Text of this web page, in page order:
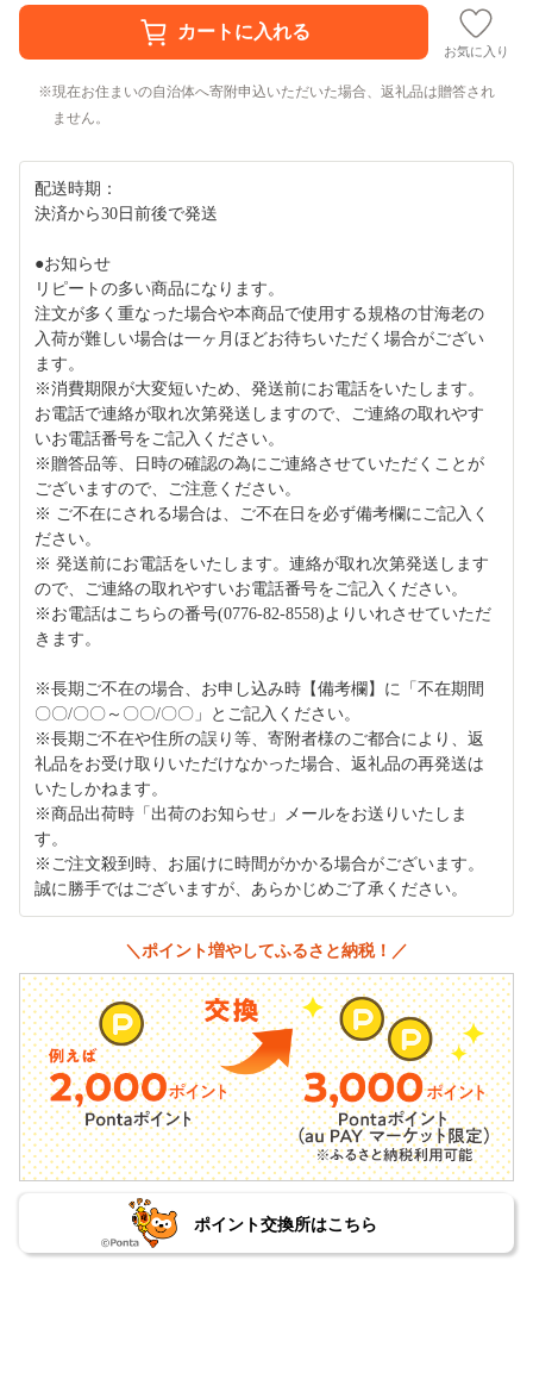
お気に入り
現在お住まいの自治体へ寄附申込いただいた場合、返礼品は贈答され
ません。
配送時期：
決済から30日前後で発送
●お知らせ
リピートの多い商品になります。
注文が多く重なった場合や本商品で使用する規格の甘海老の
入荷が難しい場合は一ヶ月ほどお待ちいただく場合がござい
ます。
※消費期限が大変短いため、発送前にお電話をいたします。
お電話で連絡が取れ次第発送しますので、ご連絡の取れやす
いお電話番号をご記入ください。
※贈答品等、日時の確認の為にご連絡させていただくことが
ございますので、ご注意ください。
※ ご不在にされる場合は、ご不在日を必ず備考欄にご記入く
ださい。
※ 発送前にお電話をいたします。連絡が取れ次第発送します
ので、ご連絡の取れやすいお電話番号をご記入ください。
※お電話はこちらの番号(0776-82-8558)よりいれさせていただ
きます。
※長期ご不在の場合、お申し込み時【備考欄】に「不在期間
〇〇/〇〇～〇〇/〇〇」とご記入ください。
※長期ご不在や住所の誤り等、寄附者様のご都合により、返
礼品をお受け取りいただけなかった場合、返礼品の再発送は
いたしかねます。
※商品出荷時「出荷のお知らせ」メールをお送りいたしま
す。
※ご注文殺到時、お届けに時間がかかる場合がございます。
誠に勝手ではございますが、あらかじめご了承ください。
＼ポイント増やしてふるさと納税！／
ポイント交換所はこちら